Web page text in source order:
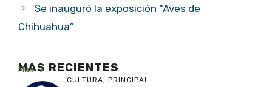
Se inauguró la exposición “Aves de
Chihuahua”
MAS RECIENTES
Más
CULTURA, PRINCIPAL